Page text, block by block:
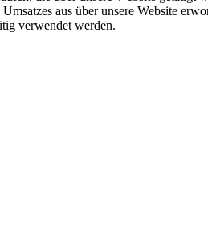
aus über unsere Website
verwendet werden.